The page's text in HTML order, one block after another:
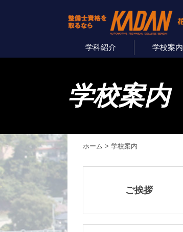
学科紹介 学校案内
学校案内
ホーム > 学校案内
ご挨拶